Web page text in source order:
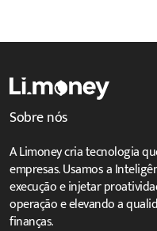
Sobre nós
A Limoney cria tecnologia
empresas. Usamos a
execução e injetar
operação e elevando a
finanças.